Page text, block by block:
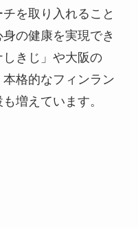
を取り入れること
の健康を実現でき
きじ」や大阪の
本格的なフィンラン
増えています。